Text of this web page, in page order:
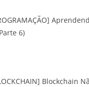
6)
Blockchain